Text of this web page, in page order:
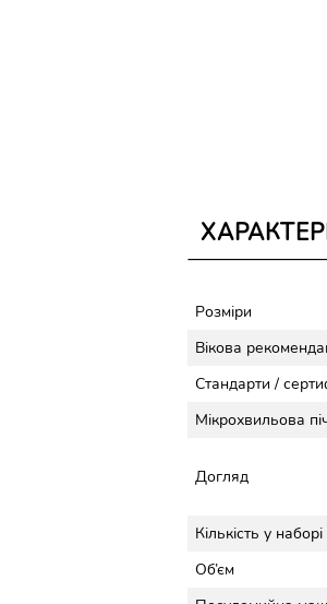
Розміри
Вікова
Стандарти /
Мікрохвильова
Догляд
Кількість у наборі
Об’єм